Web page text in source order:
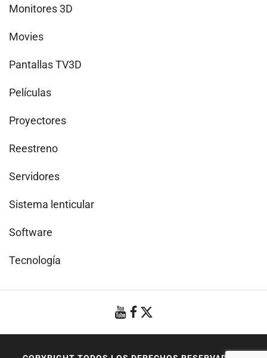
Monitores 3D
Movies
Pantallas TV3D
Películas
Proyectores
Reestreno
Servidores
Sistema lenticular
Software
Tecnología